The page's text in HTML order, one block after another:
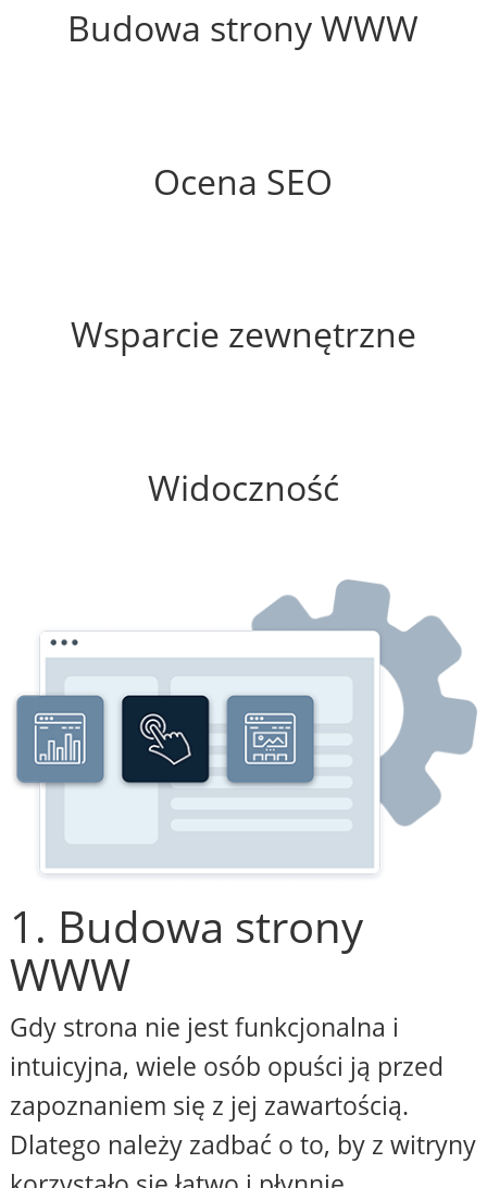
Budowa strony WWW
Ocena SEO
Wsparcie zewnętrzne
Widoczność
1. Budowa strony
WWW
Gdy strona nie jest funkcjonalna i
intuicyjna, wiele osób opuści ją przed
zapoznaniem się z jej zawartością.
Dlatego należy zadbać o to, by z witryny